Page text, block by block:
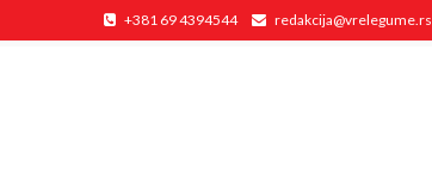
+381 69 4394544 redakcija@vrelegume.rs